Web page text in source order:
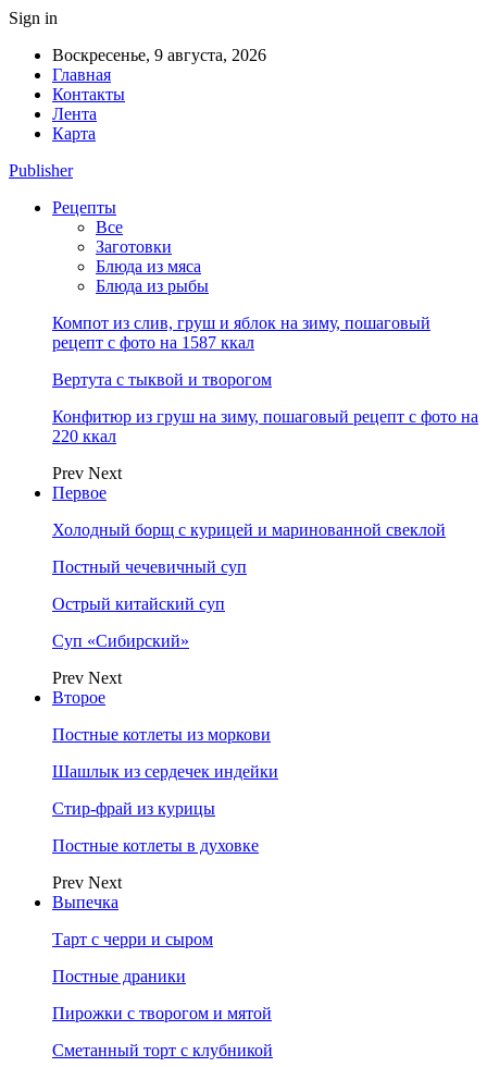
Sign in
Воскресенье, 9 августа, 2026
Главная
Контакты
Лента
Карта
Publisher
Рецепты
Все
Заготовки
Блюда из мяса
Блюда из рыбы
Компот из слив, груш и яблок на зиму, пошаговый
рецепт с фото на 1587 ккал
Вертута с тыквой и творогом
Конфитюр из груш на зиму, пошаговый рецепт с фото на
220 ккал
Prev Next
Первое
Холодный борщ с курицей и маринованной свеклой
Постный чечевичный суп
Острый китайский суп
Суп «Сибирский»
Prev Next
Второе
Постные котлеты из моркови
Шашлык из сердечек индейки
Стир-фрай из курицы
Постные котлеты в духовке
Prev Next
Выпечка
Тарт с черри и сыром
Постные драники
Пирожки с творогом и мятой
Сметанный торт с клубникой